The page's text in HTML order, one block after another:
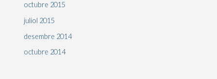
octubre 2015
juliol 2015
desembre 2014
octubre 2014